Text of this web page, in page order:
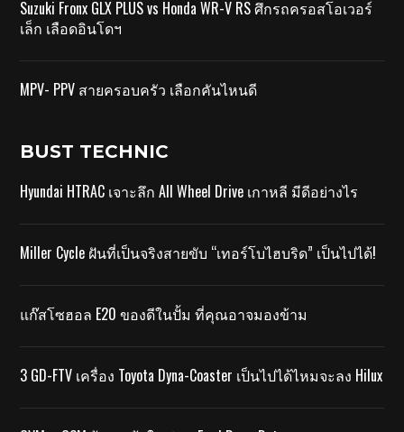
Suzuki Fronx GLX PLUS vs Honda WR-V RS ศึกรถครอสโอเวอร์
เล็ก เลือดอินโดฯ
MPV- PPV สายครอบครัว เลือกคันไหนดี
BUST TECHNIC
Hyundai HTRAC เจาะลึก All Wheel Drive เกาหลี มีดีอย่างไร
Miller Cycle ฝันที่เป็นจริงสายขับ “เทอร์โบไฮบริด” เป็นไปได้!
แก๊สโซฮอล E20 ของดีในปั้ม ที่คุณอาจมองข้าม
3 GD-FTV เครื่อง Toyota Dyna-Coaster เป็นไปได้ไหมจะลง Hilux